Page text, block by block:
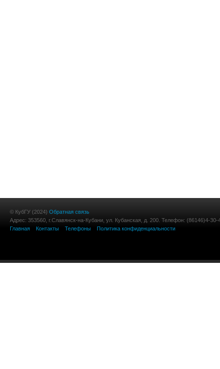
© КубГУ (2024) Обратная связь
Адрес: 353560, г.Славянск-на-Кубани, ул. Кубанская, д. 200. Телефон: (86146)4-30-
Главная
Контакты Телефоны Политика конфиденциальности